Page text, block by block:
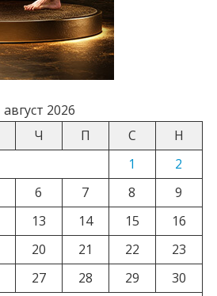
август 2026
Ч П С
Н
1
2
6 7 8
9
13 14 15
16
20 21 22
23
27 28 29
30